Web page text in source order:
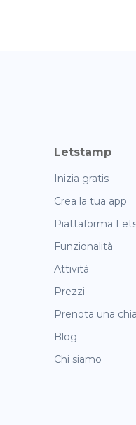
Letstamp
Inizia gratis
Crea la tua app
Piattaforma
Funzionalità
Attività
Prezzi
Prenota una
Blog
Chi siamo